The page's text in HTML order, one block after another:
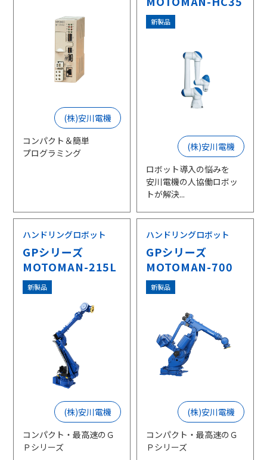
(株)安川電機
コンパクト＆簡単
プログラミング
新製品
(株)安川電機
ロボット導入の悩みを
安川電機の人協働ロボッ
トが解決...
ハンドリングロボット
GPシリーズ
MOTOMAN-215L
新製品
(株)安川電機
コンパクト・最高速のＧ
Ｐシリーズ
ハンドリングロボット
GPシリーズ
MOTOMAN-700
新製品
(株)安川電機
コンパクト・最高速のＧ
Ｐシリーズ